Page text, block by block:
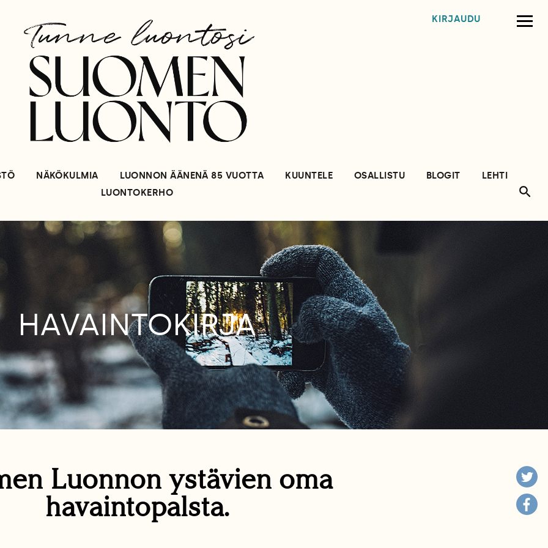
KIRJAUDU
NÄKÖKULMIA LUONNON ÄÄNENÄ 85 VUOTTA KUUNTELE OSALLISTU BLOGIT
LEHTI
LUONTOKERHO
HAVAINTOKIRJA
Luonnon ystävien oma
havaintopalsta.